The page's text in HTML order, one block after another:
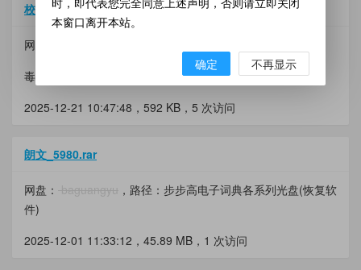
校园传奇a100_4980_5980_4988.gam
网盘：
毒镖1元买16000卖 投掷999 麻绳225攻击66身法
2025-12-21 10:47:48， 592 KB ，5 次访问
朗文_5980.rar
网盘： baguangyu ，路径：步步高电子词典各系列光盘(恢复软
件)
2025-12-01 11:33:12， 45.89 MB ，1 次访问
本窗口离开本站。
确定 不再显示